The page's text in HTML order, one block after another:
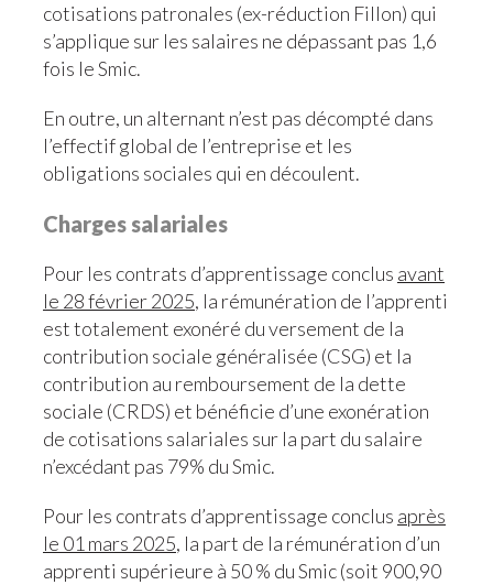
cotisations patronales (ex-réduction Fillon) qui
s’applique sur les salaires ne dépassant pas 1,6
fois le Smic.
En outre, un alternant n’est pas décompté dans
l’effectif global de l’entreprise et les
obligations sociales qui en découlent.
Charges salariales
Pour les contrats d’apprentissage conclus avant
le 28 février 2025, la rémunération de l’apprenti
est totalement exonéré du versement de la
contribution sociale généralisée (CSG) et la
contribution au remboursement de la dette
sociale (CRDS) et bénéficie d’une exonération
de cotisations salariales sur la part du salaire
n’excédant pas 79% du Smic.
Pour les contrats d’apprentissage conclus après
le 01 mars 2025, la part de la rémunération d’un
apprenti supérieure à 50 % du Smic (soit 900,90